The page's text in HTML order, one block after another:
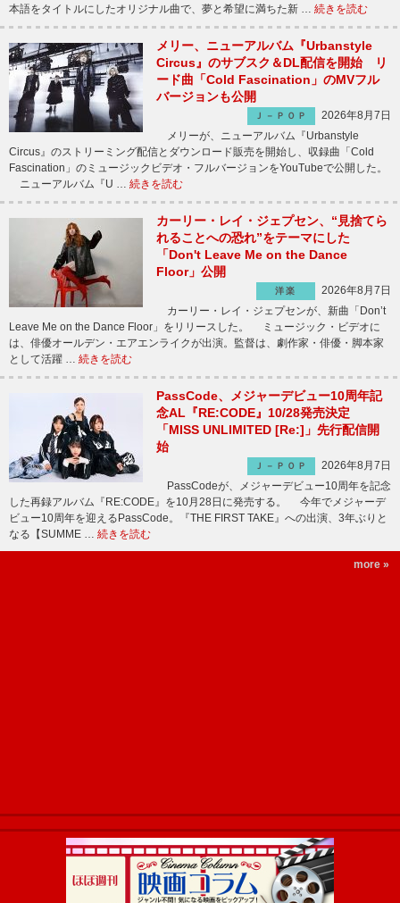
本語をタイトルにしたオリジナル曲で、夢と希望に満ちた新 … 続きを読む
メリー、ニューアルバム『Urbanstyle
Circus』のサブスク＆DL配信を開始 リ
ード曲「Cold Fascination」のMVフル
バージョンも公開
Ｊ－ＰＯＰ
2026年8月7日
メリーが、ニューアルバム『Urbanstyle
Circus』のストリーミング配信とダウンロード販売を開始し、収録曲「Cold
Fascination」のミュージックビデオ・フルバージョンをYouTubeで公開した。
ニューアルバム『U … 続きを読む
カーリー・レイ・ジェプセン、“見捨てら
れることへの恐れ”をテーマにした
「Don't Leave Me on the Dance
Floor」公開
洋楽
2026年8月7日
カーリー・レイ・ジェプセンが、新曲「Don’t
Leave Me on the Dance Floor」をリリースした。 ミュージック・ビデオに
は、俳優オールデン・エアエンライクが出演。監督は、劇作家・俳優・脚本家
として活躍 … 続きを読む
PassCode、メジャーデビュー10周年記
念AL『RE:CODE』10/28発売決定
「MISS UNLIMITED [Re:]」先行配信開
始
Ｊ－ＰＯＰ
2026年8月7日
PassCodeが、メジャーデビュー10周年を記念
した再録アルバム『RE:CODE』を10月28日に発売する。 今年でメジャーデ
ビュー10周年を迎えるPassCode。『THE FIRST TAKE』への出演、3年ぶりと
なる【SUMME … 続きを読む
more »